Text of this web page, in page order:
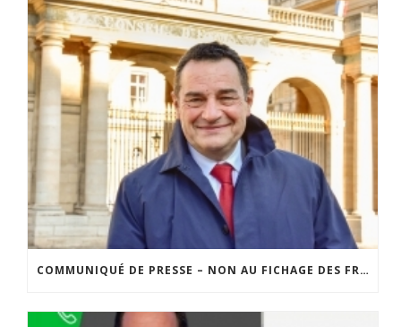
COMMUNIQUÉ DE PRESSE – NON AU FICHAGE DES FRANÇAIS SUR LEURS OPINIONS